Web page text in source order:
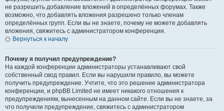
не разрешить добавление вложений в определённых форумах. Также
возможно, что добавлять вложения разрешено только членам
определённых групп. Если вы не знаете, почему не можете добавлять
вложения, свяжитесь с администратором конференции.
Вернуться к началу
Почему я получил предупреждение?
На каждой конференции администраторы устанавливают свой
собственный свод правил. Если вы нарушили правило, вы можете
получить предупреждение. Учтите, что это решение администратора
конференции, и phpBB Limited не имеет никакого отношения к
предупреждениям, вынесенным на данном сайте. Если вы не знаете, за
что получили предупреждение, свяжитесь с администратором